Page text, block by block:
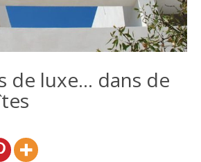
de luxe… dans de